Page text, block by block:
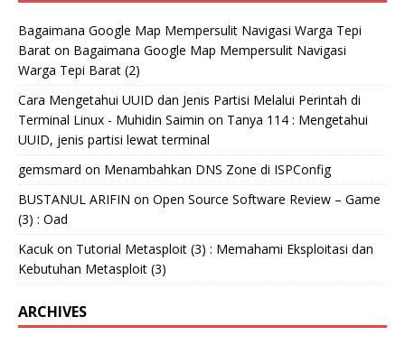
Bagaimana Google Map Mempersulit Navigasi Warga Tepi
Barat on Bagaimana Google Map Mempersulit Navigasi
Warga Tepi Barat (2)
Cara Mengetahui UUID dan Jenis Partisi Melalui Perintah di
Terminal Linux - Muhidin Saimin on Tanya 114 : Mengetahui
UUID, jenis partisi lewat terminal
gemsmard on Menambahkan DNS Zone di ISPConfig
BUSTANUL ARIFIN on Open Source Software Review – Game
(3) : Oad
Kacuk on Tutorial Metasploit (3) : Memahami Eksploitasi dan
Kebutuhan Metasploit (3)
ARCHIVES